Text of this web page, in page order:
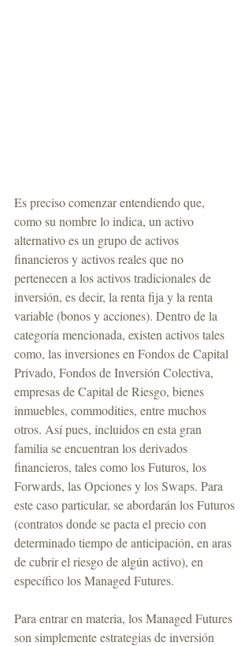
Es preciso comenzar entendiendo que,
como su nombre lo indica, un activo
alternativo es un grupo de activos
financieros y activos reales que no
pertenecen a los activos tradicionales de
inversión, es decir, la renta fija y la renta
variable (bonos y acciones). Dentro de la
categoría mencionada, existen activos tales
como, las inversiones en Fondos de Capital
Privado, Fondos de Inversión Colectiva,
empresas de Capital de Riesgo, bienes
inmuebles, commodities, entre muchos
otros. Así pues, incluidos en esta gran
familia se encuentran los derivados
financieros, tales como los Futuros, los
Forwards, las Opciones y los Swaps. Para
este caso particular, se abordarán los Futuros
(contratos donde se pacta el precio con
determinado tiempo de anticipación, en aras
de cubrir el riesgo de algún activo), en
específico los Managed Futures.
Para entrar en materia, los Managed Futures
son simplemente estrategias de inversión